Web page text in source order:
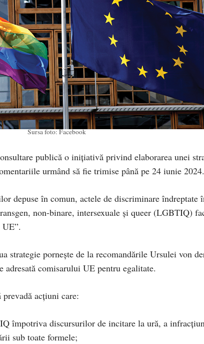
Sursa foto: Facebook
publică o inițiativă privind elaborarea unei
urmând să fie trimise până pe 24 iunie 2024.
depuse în comun, actele de discriminare îndreptate
non-binare, intersexuale și queer (LGBTIQ)
strategie pornește de la recomandările Ursulei von
adresată comisarului UE pentru egalitate.
acțiuni care:
împotriva discursurilor de incitare la ură, a
sub toate formele;